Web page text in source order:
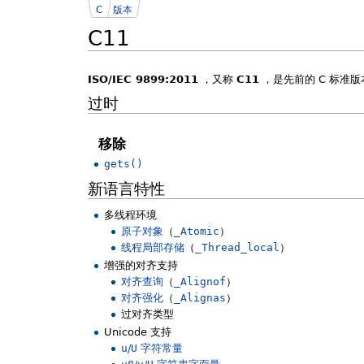
C11
C 版本
ISO/IEC 9899:2011 ，又称 C11 ，是先前的 C 标准版
过时
移除
gets()
新语言特性
多线程环境
原子对象
（ _Atomic ）
线程局部存储（ _Thread_local ）
增强的对齐支持
对齐查询 （ _Alignof ）
对齐强化（ _Alignas ）
过对齐类型
Unicode 支持
u/U 字符常量